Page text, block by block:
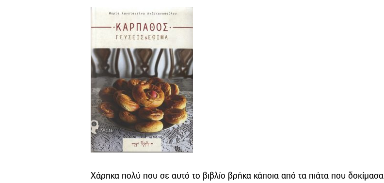
Χάρηκα πολύ που σε αυτό το βιβλίο βρήκα κάποια από τα πιάτα που δοκίμασα